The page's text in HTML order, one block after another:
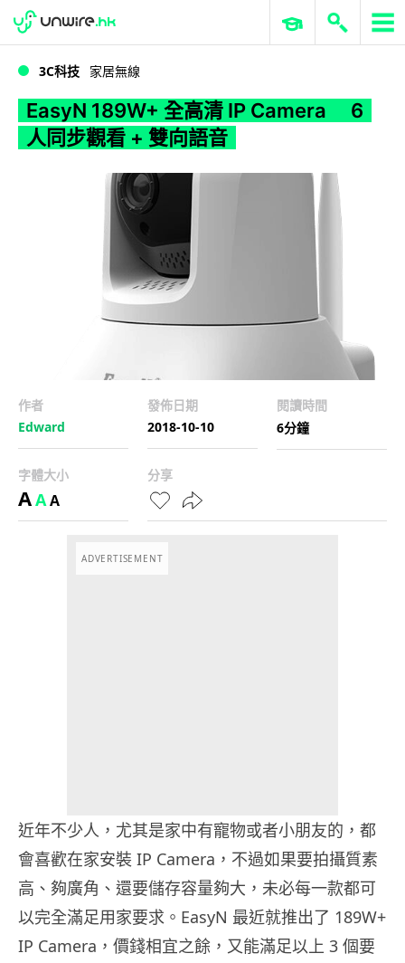
WWDC 2026 ERP 與商業 AI
3C科技 家居無線
EasyN 189W+ 全高清 IP Camera 6
人同步觀看 + 雙向語音
作者
Edward
發佈日期
2018-10-10
閱讀時間
6分鐘
字體大小
AAA
分享
ADVERTISEMENT
近年不少人，尤其是家中有寵物或者小朋友的，都
會喜歡在家安裝 IP Camera，不過如果要拍攝質素
高、夠廣角、還要儲存容量夠大，未必每一款都可
以完全滿足用家要求。EasyN 最近就推出了 189W+
IP Camera，價錢相宜之餘，又能滿足以上 3 個要